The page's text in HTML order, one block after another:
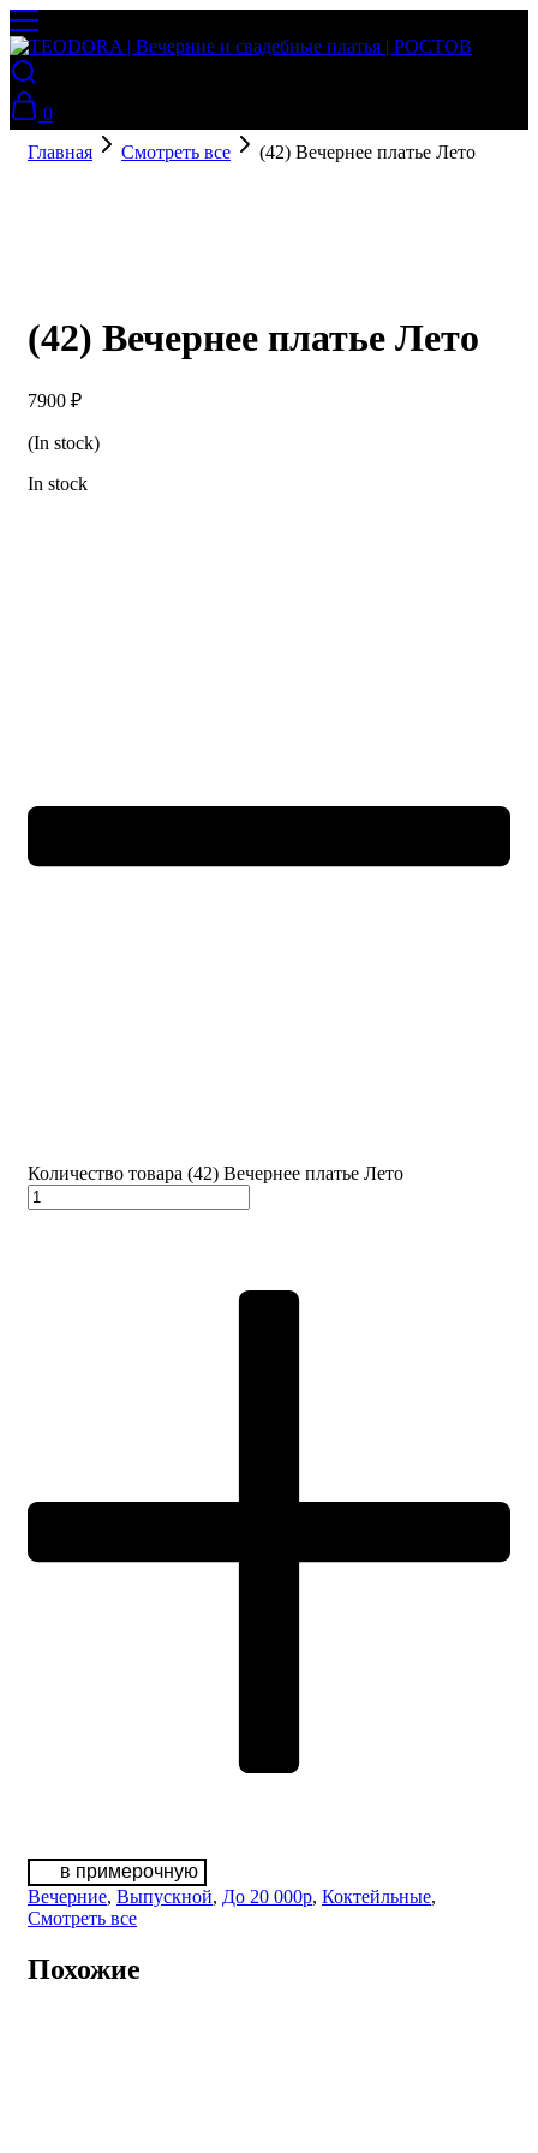
0
Главная
Смотреть все (42) Вечернее платье Лето
(42) Вечернее платье Лето
7900 ₽
(In stock)
In stock
Количество товара (42) Вечернее платье Лето
в примерочную
Вечерние, Выпускной, До 20 000р, Коктейльные,
Смотреть все
Похожие